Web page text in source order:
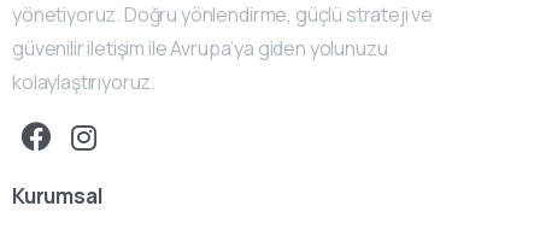
yönetiyoruz. Doğru yönlendirme, güçlü strateji ve
güvenilir iletişim ile Avrupa’ya giden yolunuzu
kolaylaştırıyoruz.
Kurumsal